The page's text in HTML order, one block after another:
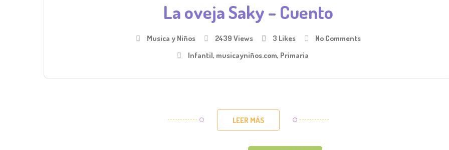
La oveja Saky – Cuento
Musica y Niños 2439 Views 3 Likes
No Comments
Infantil, musicayniños.com, Primaria
LEER MÁS